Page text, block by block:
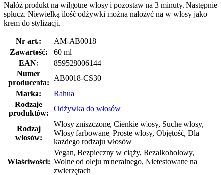
Nałóż produkt na wilgotne włosy i pozostaw na 3 minuty. Następnie
spłucz. Niewielką ilość odżywki można nałożyć na w włosy jako
krem do stylizacji.
Nr art.:
AM-AB0018
Zawartość:
60 ml
EAN:
859528006144
Numer
producenta:
AB0018-CS30
Marka:
Rahua
Rodzaje
produktów:
Odżywka do włosów
Rodzaj
włosów:
Włosy zniszczone, Cienkie włosy, Suche włosy,
Włosy farbowane, Proste włosy, Objętość, Dla
każdego rodzaju włosów
Właściwości:
Vegan, Bezpieczny w ciąży, Bezalkoholowy,
Wolne od oleju mineralnego, Nietestowane na
zwierzętach